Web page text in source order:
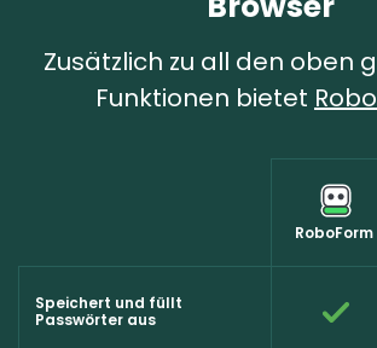
Zusätzlich zu all den oben
Funktionen bietet
RoboForm
Speichert und füllt
Passwörter aus